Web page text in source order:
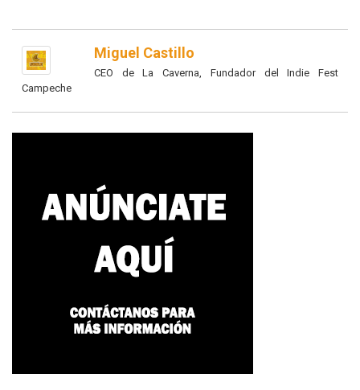
Miguel Castillo
CEO de La Caverna, Fundador del Indie Fest
Campeche